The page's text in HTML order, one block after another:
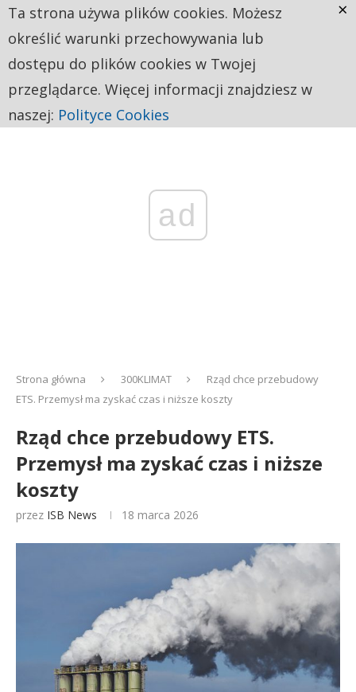
ad
Strona główna 300KLIMAT
Rząd chce przebudowy
ETS. Przemysł ma zyskać czas i niższe koszty
Rząd chce przebudowy ETS.
Przemysł ma zyskać czas i niższe
koszty
przez ISB News 18 marca 2026
Ta strona używa plików cookies. Możesz
określić warunki przechowywania lub
dostępu do plików cookies w Twojej
przeglądarce. Więcej informacji znajdziesz w
naszej: Polityce Cookies
×